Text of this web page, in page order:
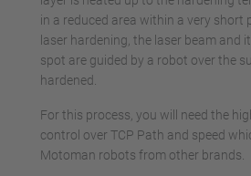
in a reduced area within a very short
laser hardening, the laser beam and
spot are guided by a robot over the
hardened.
For this process, you will need the
control over TCP Path and speed
Motoman robots from other brands.